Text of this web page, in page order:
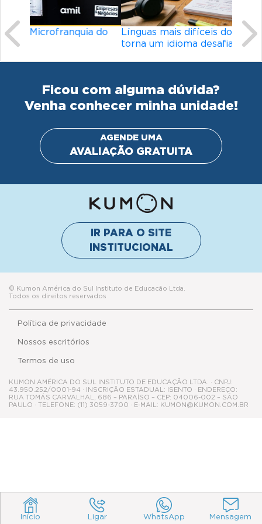
Início Ligar WhatsApp Mensagem
Línguas mais difíceis do mundo: o que
torna um idioma desafiador?
Ficou com alguma dúvida?
Venha conhecer minha unidade!
AGENDE UMA
AVALIAÇÃO GRATUITA
IR PARA O SITE
INSTITUCIONAL
© Kumon América do Sul Instituto de Educacão Ltda.
Todos os direitos reservados
Política de privacidade
Termos de uso
Nossos escritórios
KUMON AMÉRICA DO SUL INSTITUTO DE EDUCAÇÃO LTDA. · CNPJ:
43.950.252/0001-94 · INSCRIÇÃO ESTADUAL: ISENTO · ENDEREÇO:
RUA TOMÁS CARVALHAL, 686 – PARAÍSO – CEP: 04006-002 – SÃO
PAULO · TELEFONE: (11) 3059-3700 · E-MAIL: KUMON@KUMON.COM.BR